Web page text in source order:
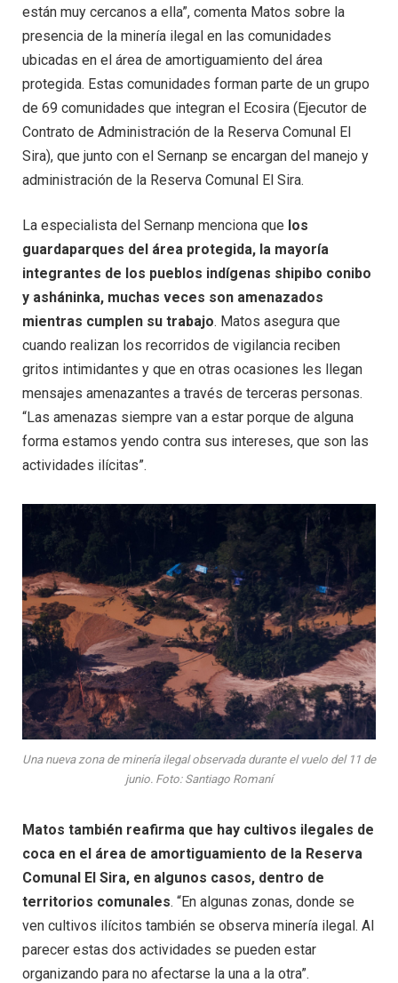
están muy cercanos a ella”, comenta Matos sobre la
presencia de la minería ilegal en las comunidades
ubicadas en el área de amortiguamiento del área
protegida. Estas comunidades forman parte de un grupo
de 69 comunidades que integran el Ecosira (Ejecutor de
Contrato de Administración de la Reserva Comunal El
Sira), que junto con el Sernanp se encargan del manejo y
administración de la Reserva Comunal El Sira.
La especialista del Sernanp menciona que los
guardaparques del área protegida, la mayoría
integrantes de los pueblos indígenas shipibo conibo
y asháninka, muchas veces son amenazados
mientras cumplen su trabajo. Matos asegura que
cuando realizan los recorridos de vigilancia reciben
gritos intimidantes y que en otras ocasiones les llegan
mensajes amenazantes a través de terceras personas.
“Las amenazas siempre van a estar porque de alguna
forma estamos yendo contra sus intereses, que son las
actividades ilícitas”.
Una nueva zona de minería ilegal observada durante el vuelo del 11 de
junio. Foto: Santiago Romaní
Matos también reafirma que hay cultivos ilegales de
coca en el área de amortiguamiento de la Reserva
Comunal El Sira, en algunos casos, dentro de
territorios comunales. “En algunas zonas, donde se
ven cultivos ilícitos también se observa minería ilegal. Al
parecer estas dos actividades se pueden estar
organizando para no afectarse la una a la otra”.